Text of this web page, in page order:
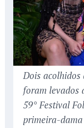
Dois
foram levados
59° Festival
primeira-